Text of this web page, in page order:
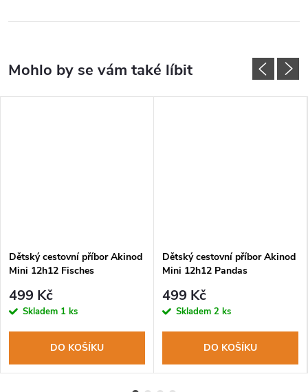
Dětský cestovní příbor Akinod
Mini 12h12 Fisches
499 Kč
Skladem 1 ks
DO KOŠÍKU
Dětský cestovní příbor Akinod
Mini 12h12 Pandas
499 Kč
Skladem 2 ks
DO KOŠÍKU